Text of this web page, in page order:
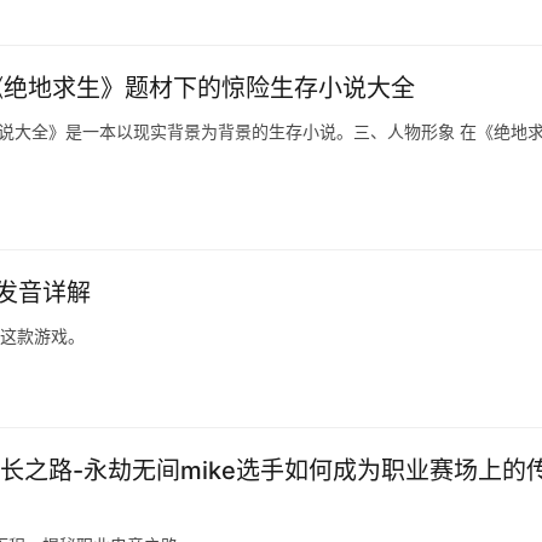
地求生》题材下的惊险生存小说大全
大全》是一本以现实背景为背景的生存小说。三、人物形象 在《绝地
音详解
款游戏。
之路-永劫无间mike选手如何成为职业赛场上的